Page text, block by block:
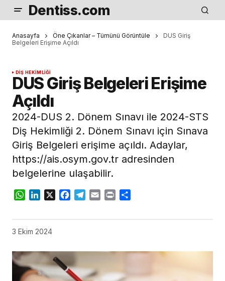
Dentiss.com
Anasayfa Öne Çıkanlar – Tümünü Görüntüle
DUS Giriş
Belgeleri Erişime Açıldı
DIŞ HEKIMLIĞI
DUS Giriş Belgeleri Erişime
Açıldı
2024-DUS 2. Dönem Sınavı ile 2024-STS
Diş Hekimliği 2. Dönem Sınavı için Sınava
Giriş Belgeleri erişime açıldı. Adaylar,
https://ais.osym.gov.tr adresinden
belgelerine ulaşabilir.
WhatsApp
LinkedIn
X Facebook
Telegram
Email Print
3 Ekim 2024